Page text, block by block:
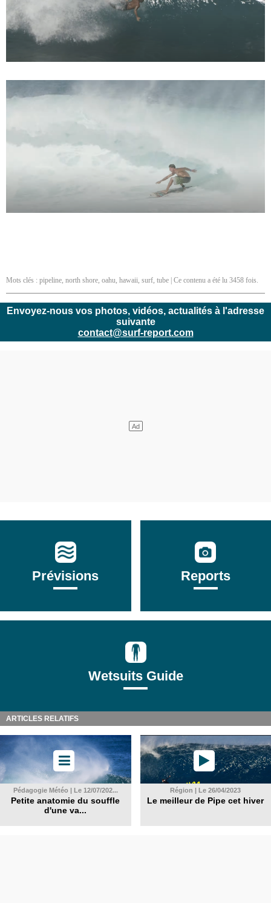
Mots clés : pipeline, north shore, oahu, hawaii, surf, tube | Ce contenu a été lu 3458 fois.
Envoyez-nous vos photos, vidéos, actualités à l'adresse
suivante
contact@surf-report.com
Prévisions Reports
Wetsuits Guide
ARTICLES RELATIFS
Pédagogie Météo | Le 12/07/202...
Petite anatomie du souffle
d'une va...
Région | Le 26/04/2023
Le meilleur de Pipe cet hiver